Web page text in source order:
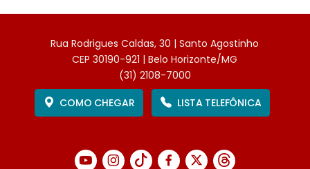
Rua Rodrigues Caldas, 30 | Santo Agostinho
CEP 30190-921 | Belo Horizonte/MG
(31) 2108-7000
COMO CHEGAR
LISTA TELEFÔNICA